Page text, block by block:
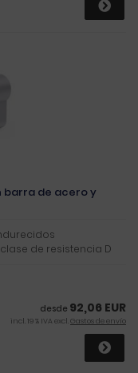
barra de acero y
clase de resistencia D
desde 92,06 EUR
incl. 19 % IVA excl.Gastos de envío